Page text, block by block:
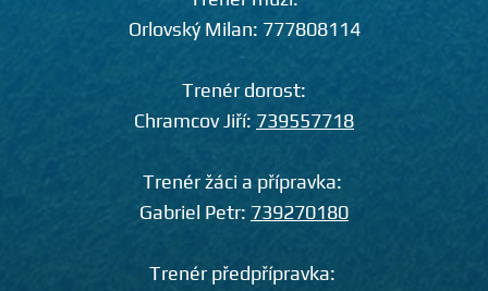
Orlovský Milan: 777808114
Trenér dorost:
Chramcov Jiří: 739557718
Trenér žáci a přípravka:
Gabriel Petr: 739270180
Trenér předpřípravka: